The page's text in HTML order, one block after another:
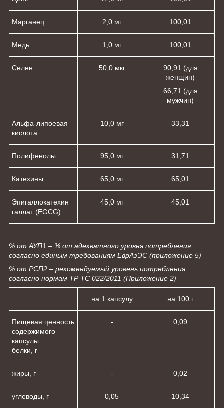
Марганец 2,0 мг 100,01
Медь 1,0 мг 100,01
Селен 50,0 мкг 90,91 (для
женщин)
66,71 (для
мужчин)
Альфа-липоевая
кислота
10,0 мг 33,31
Полифенолы 95,0 мг 31,71
Катехины 65,0 мг 65,01
Эпигаллокатехин
галлат (EGCG)
45,0 мг 45,01
% от АУП1 – % от адекватного уровня потребления
согласно единым требованиям ЕврАзЭС (приложение 5)
% от РСП2 – рекомендуемый уровень потребления
согласно нормам ТР ТС 022/2011 (Приложение 2)
на 1 капсулу на 100 г
Пищевая ценность
содержимого
капсулы:
белки, г
- 0,09
жиры, г - 0,02
углеводы, г 0,05 10,34